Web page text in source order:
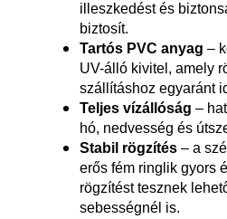
illeszkedést és
biztosít.
Tartós PVC anyag –
UV-álló kivitel, amely
szállításhoz egyaránt
Teljes vízállóság –
hó, nedvesség és
Stabil rögzítés – a
erős fém ringlik gyors
rögzítést tesznek
sebességnél is.